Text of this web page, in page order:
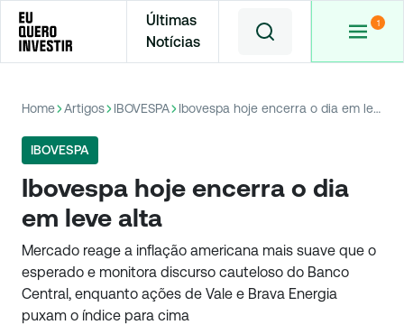
Últimas
Notícias
Home Artigos IBOVESPA Ibovespa hoje encerra o dia em leve alta
IBOVESPA
Ibovespa hoje encerra o dia
em leve alta
Mercado reage a inflação americana mais suave que o
esperado e monitora discurso cauteloso do Banco
Central, enquanto ações de Vale e Brava Energia
puxam o índice para cima